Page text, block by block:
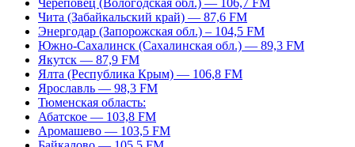
Череповец (Вологодская обл.) — 106,7 FM
Чита (Забайкальский край) — 87,6 FM
Энергодар (Запорожская обл.) – 104,5 FM
Южно-Сахалинск (Сахалинская обл.) — 89,3 FM
Якутск — 87,9 FM
Ялта (Республика Крым) — 106,8 FM
Ярославль — 98,3 FM
Тюменская область:
Абатское — 103,8 FM
Аромашево — 103,5 FM